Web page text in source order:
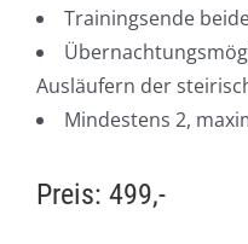
Trainingsende
Ausläufern der
Mindestens 2,
Preis: 499,-